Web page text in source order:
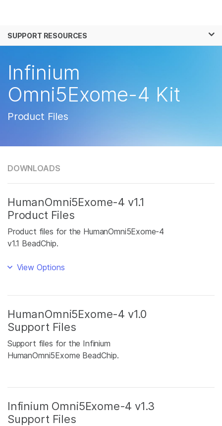
솔루션
회사
SUPPORT RESOURCES
Infinium
Omni5Exome-4 Kit
Product Files
DOWNLOADS
HumanOmni5Exome-4 v1.1
Product Files
Product files for the HumanOmni5Exome-4
v1.1 BeadChip.
View Options
HumanOmni5Exome-4 v1.0
Support Files
Support files for the Infinium
HumanOmni5Exome BeadChip.
Infinium Omni5Exome-4 v1.3
Support Files
보다 관련성이 높은 콘텐츠를 확인하실 수 있
습니다. 주요 관심 분야를 선택해 주세요:
암 연구
미생물학 연구
농업유전체학 연구
복합 질환 연구
유전 및 희귀 질환 연